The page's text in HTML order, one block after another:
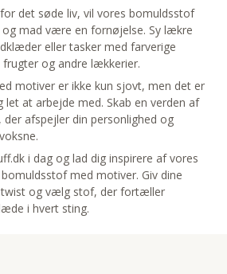
det søde liv, vil vores bomuldsstof
mad være en fornøjelse. Sy lækre
eller tasker med farverige
og andre lækkerier.
motiver er ikke kun sjovt, men det er
at arbejde med. Skab en verden af
afspejler din personlighed og
i dag og lad dig inspirere af vores
med motiver. Giv dine
twist og vælg stof, der fortæller
i hvert sting.